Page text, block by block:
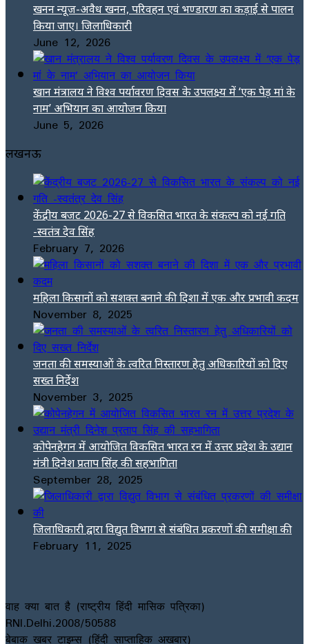
खनन न्यूज-अवैध खनन, परिवहन एवं भण्डारण का कड़ाई से पालन
किया जाए। जिलाधिकारी
June 12, 2026
खान मंत्रालय ने विश्व पर्यावरण दिवस के उपलक्ष्य में ‘एक पेड़ मां के
नाम’ अभियान का आयोजन किया
June 5, 2026
लखनऊ
केंद्रीय बजट 2026-27 से विकसित भारत के संकल्प को नई गति
-स्वतंत्र देव सिंह
February 7, 2026
महिला किसानों को सशक्त बनाने की दिशा में एक और प्रभावी कदम
November 8, 2025
जनता की समस्याओं के त्वरित निस्तारण हेतु अधिकारियों को दिए
सख्त निर्देश
November 3, 2025
कोपेनहेगन में आयोजित विकसित भारत रन में उत्तर प्रदेश के उद्यान
मंत्री दिनेश प्रताप सिंह की सहभागिता
September 28, 2025
जिलाधिकारी द्वारा विद्युत विभाग से संबंधित प्रकरणों की समीक्षा की
February 11, 2025
वाह क्या बात है (राष्ट्रीय हिंदी मासिक पत्रिका)
RNI.Delhi.2008/50588
बेबाक खबर टाइम्स (हिंदी साप्ताहिक अखबार)